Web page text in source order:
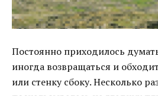
Постоянно приходилось
иногда возвращаться и
или стенку сбоку. Несколько